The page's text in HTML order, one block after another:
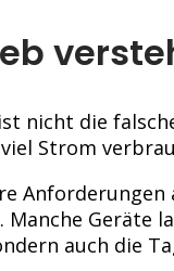
nicht die
Strom
Geräte
auch die